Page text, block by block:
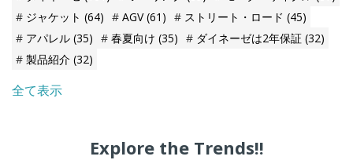
ジャケット (64) AGV(61) ストリート・ロード (45)
アパレル (35) 春夏向け (35) ダイネーゼは2年保証 (32)
製品紹介 (32)
全て表示
Explore the Trends!!